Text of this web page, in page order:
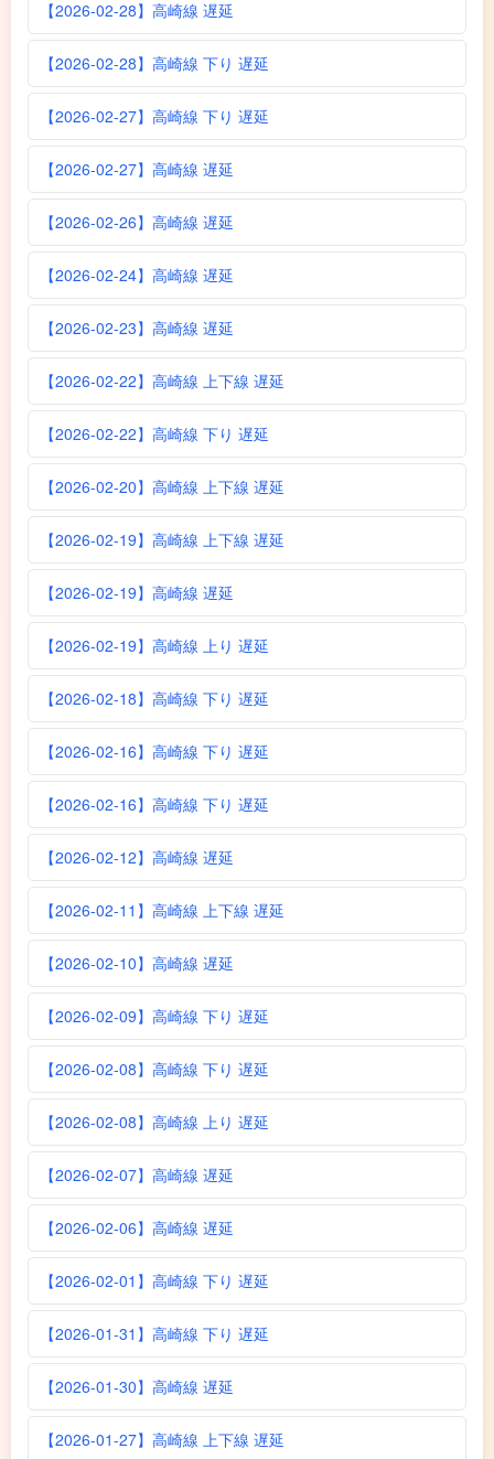
【2026-02-28】高崎線 遅延
【2026-02-28】高崎線 下り 遅延
【2026-02-27】高崎線 下り 遅延
【2026-02-27】高崎線 遅延
【2026-02-26】高崎線 遅延
【2026-02-24】高崎線 遅延
【2026-02-23】高崎線 遅延
【2026-02-22】高崎線 上下線 遅延
【2026-02-22】高崎線 下り 遅延
【2026-02-20】高崎線 上下線 遅延
【2026-02-19】高崎線 上下線 遅延
【2026-02-19】高崎線 遅延
【2026-02-19】高崎線 上り 遅延
【2026-02-18】高崎線 下り 遅延
【2026-02-16】高崎線 下り 遅延
【2026-02-16】高崎線 下り 遅延
【2026-02-12】高崎線 遅延
【2026-02-11】高崎線 上下線 遅延
【2026-02-10】高崎線 遅延
【2026-02-09】高崎線 下り 遅延
【2026-02-08】高崎線 下り 遅延
【2026-02-08】高崎線 上り 遅延
【2026-02-07】高崎線 遅延
【2026-02-06】高崎線 遅延
【2026-02-01】高崎線 下り 遅延
【2026-01-31】高崎線 下り 遅延
【2026-01-30】高崎線 遅延
【2026-01-27】高崎線 上下線 遅延